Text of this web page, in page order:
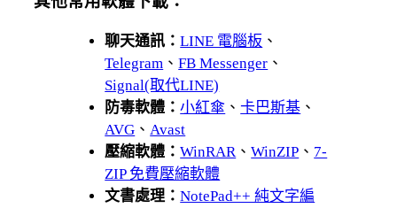
聊天通訊：LINE 電腦板 、
Telegram 、FB Messenger 、
Signal(取代LINE)
防毒軟體：小紅傘 、卡巴斯基 、
AVG 、 Avast
壓縮軟體：WinRAR 、WinZIP 、 7-
ZIP 免費壓縮軟體
文書處理：NotePad++ 純文字編